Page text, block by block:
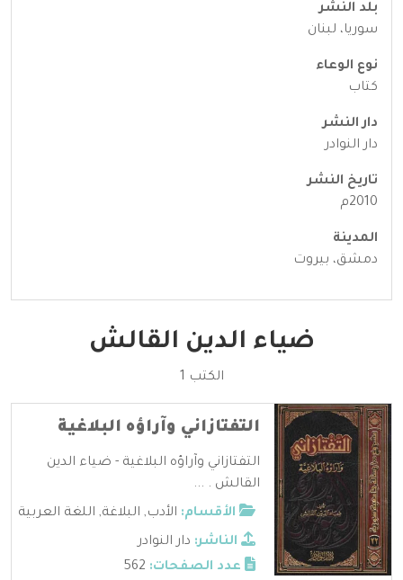
بلد النشر
سوريا، لبنان
نوع الوعاء
كتاب
دار النشر
دار النوادر
تاريخ النشر
2010م
المدينة
دمشق، بيروت
ضياء الدين القالش
الكتب 1
التفتازاني وآراؤه البلاغية
التفتازاني وآراؤه البلاغية - ضياء الدين
القالش . ...
الأقسام: الأدب, البلاغة, اللغة العربية
الناشر: دار النوادر
عدد الصفحات: